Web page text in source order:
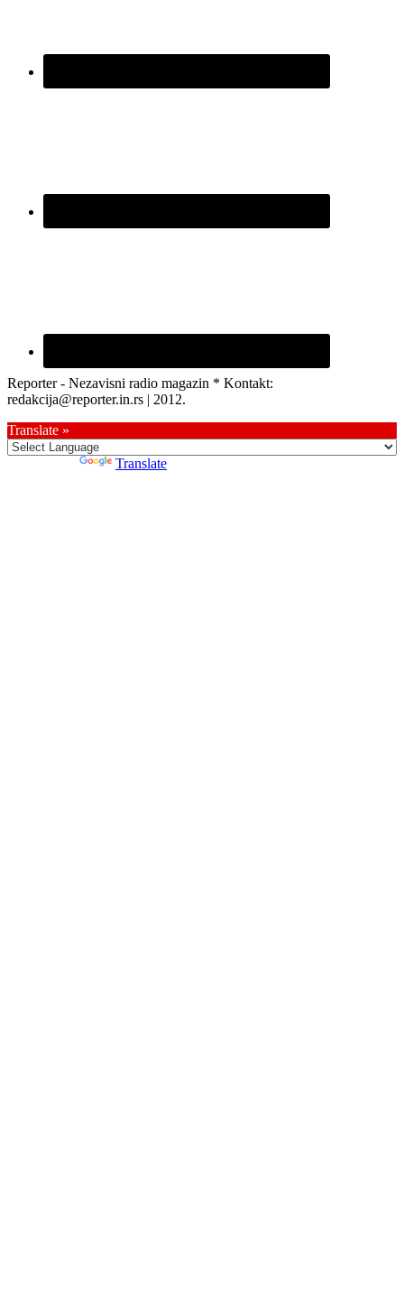
Reporter - Nezavisni radio magazin * Kontakt:
redakcija@reporter.in.rs | 2012.
Translate »
Translate